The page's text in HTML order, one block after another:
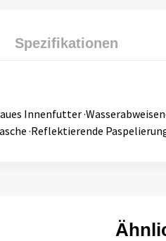
Spezifikationen
Innenfutter
·Reflektierende